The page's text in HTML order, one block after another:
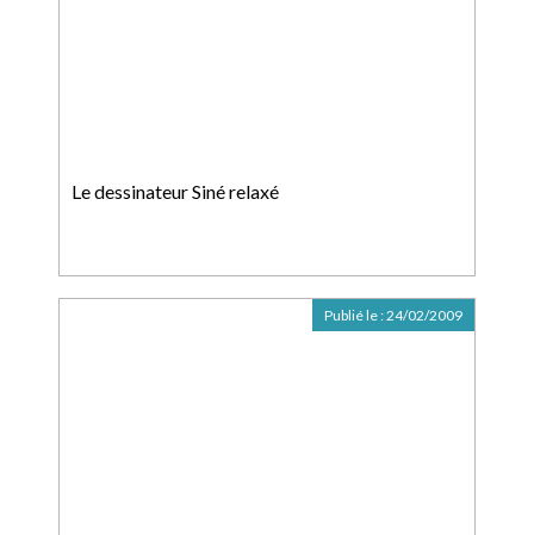
Le dessinateur Siné relaxé
Publié le :24/02/2009